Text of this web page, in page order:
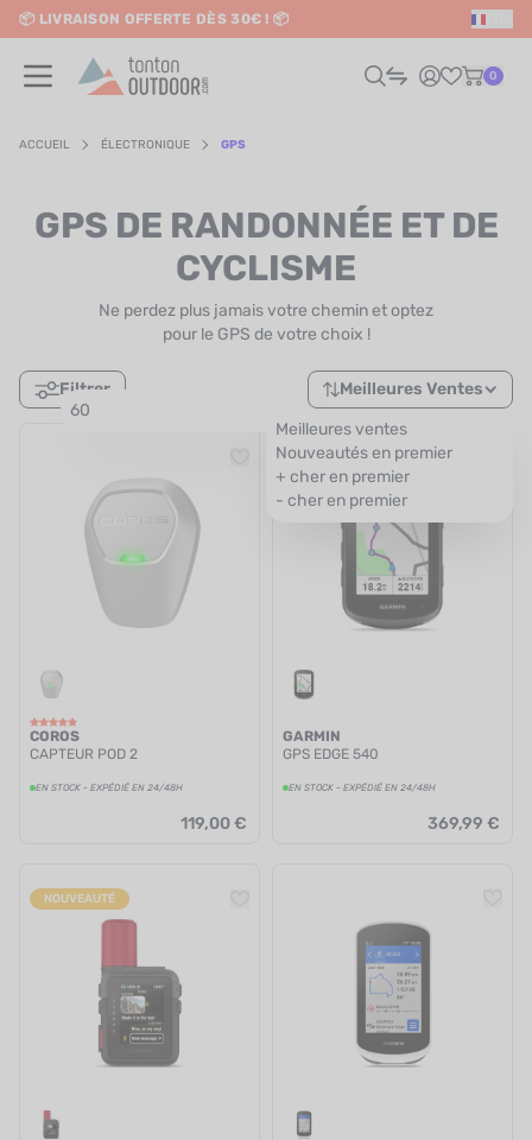
content
📦 LIVRAISON OFFERTE DÈS 30€ ! 📦
✨ RETRAIT EN MAGASIN GRATUIT
0
/ RUNNING
/ VOYAGE
/ NATATION
CARTE CADEAU
MON PANIER
CONTACT
ACCUEIL ÉLECTRONIQUE GPS
GPS DE RANDONNÉE ET DE
CYCLISME
Ne perdez plus jamais votre chemin et optez
pour le GPS de votre choix !
Filtrer
60
Meilleures Ventes
Meilleures ventes
Nouveautés en premier
+ cher en premier
- cher en premier
COROS
CAPTEUR POD 2
EN STOCK - EXPÉDIÉ EN 24/48H
119,00 €
GARMIN
GPS EDGE 540
EN STOCK - EXPÉDIÉ EN 24/48H
369,99 €
NOUVEAUTÉ